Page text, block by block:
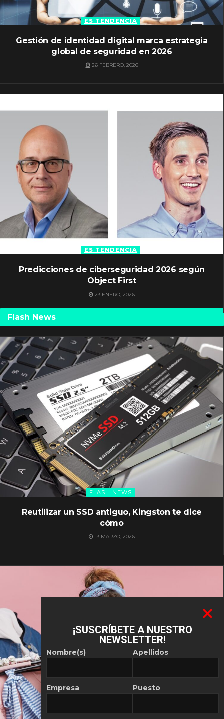
ES TENDENCIA
Gestión de identidad digital marca estrategia
global de seguridad en 2026
26 FEBRERO, 2026
ES TENDENCIA
Predicciones de ciberseguridad 2026 según
Object First
23 ENERO, 2026
Flash News
FLASH NEWS
Reutilizar un SSD antiguo, Kingston te dice
cómo
13 MARZO, 2026
¡SUSCRÍBETE A NUESTRO
NEWSLETTER!
Nombre(s)
Empresa
Apellidos
Puesto